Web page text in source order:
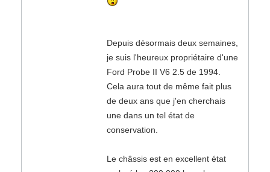
Depuis désormais deux semaines,
je suis l'heureux propriétaire d'une
Ford Probe II V6 2.5 de 1994.
Cela aura tout de même fait plus
de deux ans que j'en cherchais
une dans un tel état de
conservation.
Le châssis est en excellent état